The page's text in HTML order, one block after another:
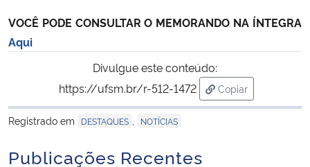
VOCÊ PODE CONSULTAR O MEMORANDO NA ÍNTEGRA
Aqui
Divulgue este conteúdo:
https://ufsm.br/r-512-1472
Copiar
para área de
Registrado em
DESTAQUES NOTÍCIAS
Publicações Recentes